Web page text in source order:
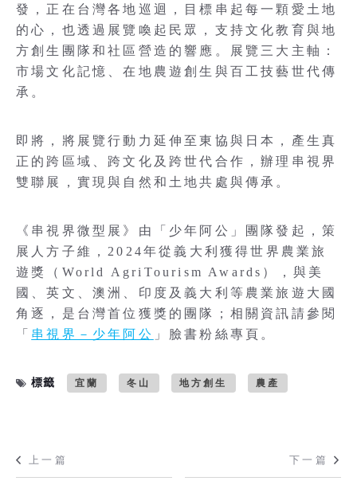
發，正在台灣各地巡迴，目標串起每一顆愛土地
的心，也透過展覽喚起民眾，支持文化教育與地
方創生團隊和社區營造的響應。展覽三大主軸：
市場文化記憶、在地農遊創生與百工技藝世代傳
承。
即將，將展覽行動力延伸至東協與日本，產生真
正的跨區域、跨文化及跨世代合作，辦理串視界
雙聯展，實現與自然和土地共處與傳承。
《串視界微型展》由「少年阿公」團隊發起，策
展人方子維，2024年從義大利獲得世界農業旅
遊獎（World AgriTourism Awards），與美
國、英文、澳洲、印度及義大利等農業旅遊大國
角逐，是台灣首位獲獎的團隊；相關資訊請參閱
「 串視界－少年阿公 」臉書粉絲專頁。
標籤 宜蘭 冬山 地方創生 農產
上一篇 下一篇